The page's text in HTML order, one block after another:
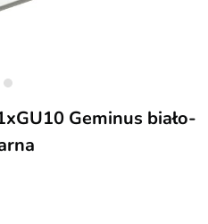
Geminus biało-